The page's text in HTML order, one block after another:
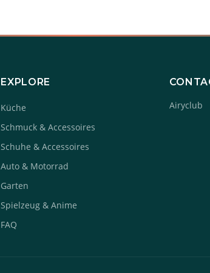
EXPLORE
Küche
Schmuck & Accessoires
Schuhe & Accessoires
Auto & Motorrad
Garten
Spielzeug & Anime
FAQ
Airyclub